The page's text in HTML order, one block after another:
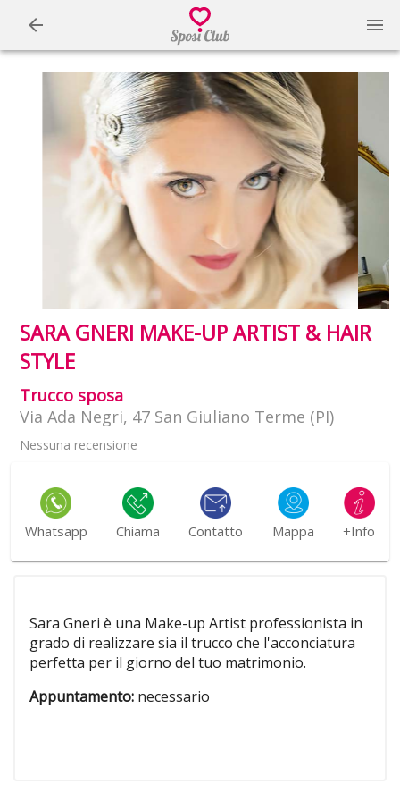
SARA GNERI MAKE-UP ARTIST & HAIR
STYLE
Trucco sposa
Via Ada Negri, 47 San Giuliano Terme (PI)
Nessuna recensione
Whatsapp Chiama Contatto Mappa +Info
Sara Gneri è una Make-up Artist professionista in
grado di realizzare sia il trucco che l'acconciatura
perfetta per il giorno del tuo matrimonio.
Appuntamento:necessario